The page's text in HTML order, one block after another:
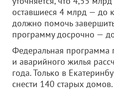
оставшиеся 4 млрд — до
должно помочь
программу досрочно —
Федеральная программа
и аварийного жилья
года. Только в
снести 140 старых